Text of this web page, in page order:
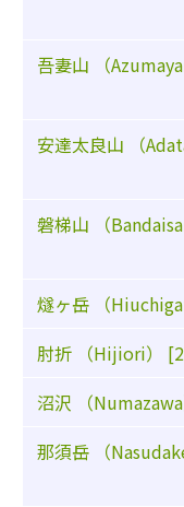
吾妻山 （
安達太良山 （
磐梯山 （
燧ヶ岳 （
肘折 （Hijiori）
沼沢 （
那須岳 （